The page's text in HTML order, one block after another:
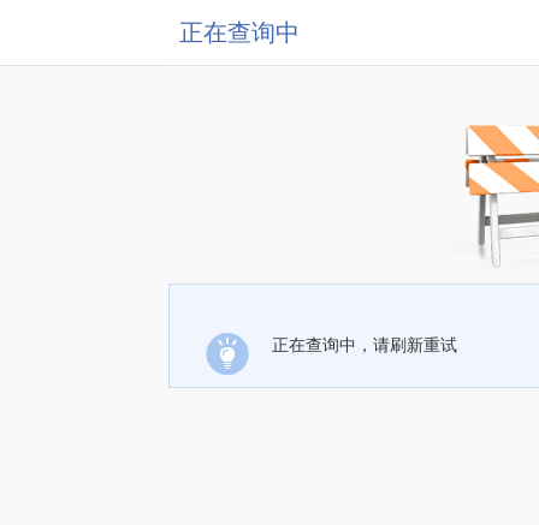
正在查询中
正在查询中，请刷新重试